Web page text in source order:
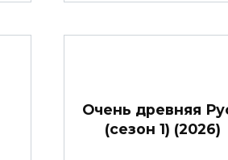
Очень древняя
(сезон 1) (2026)